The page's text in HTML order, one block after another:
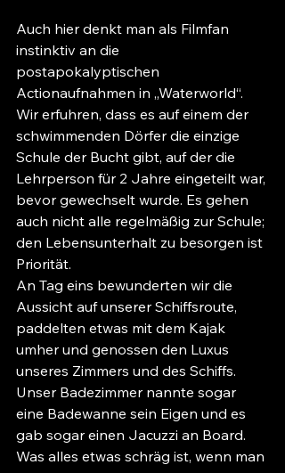
Auch hier denkt man als Filmfan
instinktiv an die
postapokalyptischen
Actionaufnahmen in „Waterworld“.
Wir erfuhren, dass es auf einem der
schwimmenden Dörfer die einzige
Schule der Bucht gibt, auf der die
Lehrperson für 2 Jahre eingeteilt war,
bevor gewechselt wurde. Es gehen
auch nicht alle regelmäßig zur Schule;
den Lebensunterhalt zu besorgen ist
Priorität.
An Tag eins bewunderten wir die
Aussicht auf unserer Schiffsroute,
paddelten etwas mit dem Kajak
umher und genossen den Luxus
unseres Zimmers und des Schiffs.
Unser Badezimmer nannte sogar
eine Badewanne sein Eigen und es
gab sogar einen Jacuzzi an Board.
Was alles etwas schräg ist, wenn man